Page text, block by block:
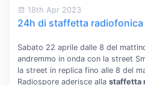
18th Apr 2023
24h di staffetta radiofonica
Sabato 22 aprile dalle 8 del
andremmo in onda con la street
la street in replica fino alle 8 del
Radiospore aderisce alla staffetta